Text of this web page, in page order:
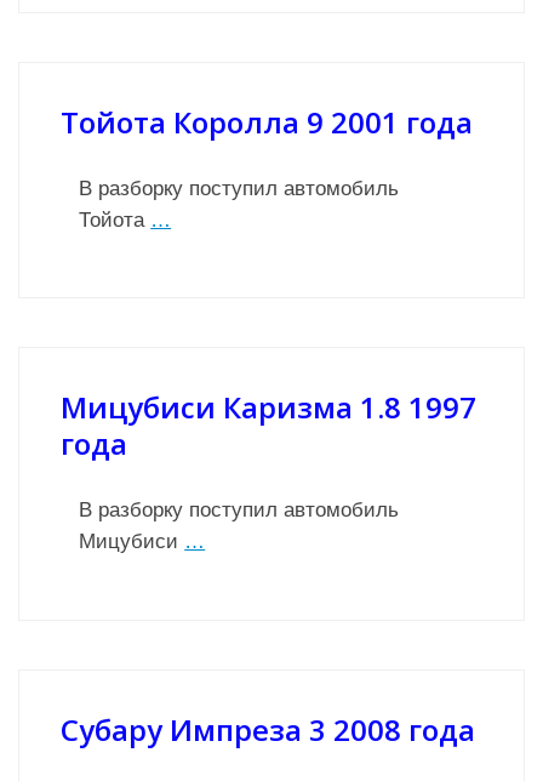
Тойота Королла 9 2001 года
В разборку поступил автомобиль
Тойота …
Мицубиси Каризма 1.8 1997
года
В разборку поступил автомобиль
Мицубиси …
Субару Импреза 3 2008 года